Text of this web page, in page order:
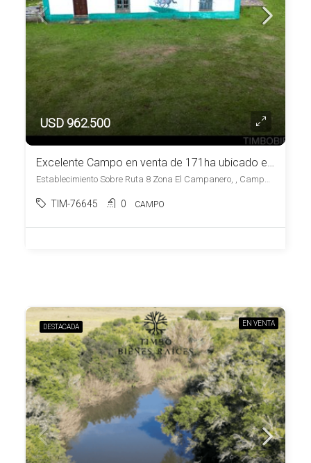
USD 962.500
Excelente Campo en venta de 171ha ubicado en Campanero
Establecimiento Sobre Ruta 8 Zona El Campanero, , Campanero
TIM-76645 0 CAMPO
DESTACADA EN VENTA